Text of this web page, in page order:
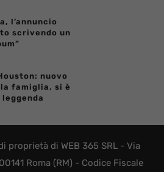
l’annuncio
scrivendo un
nuovo
famiglia, si è
proprietà di WEB 365 SRL - Via
Roma (RM) - Codice Fiscale